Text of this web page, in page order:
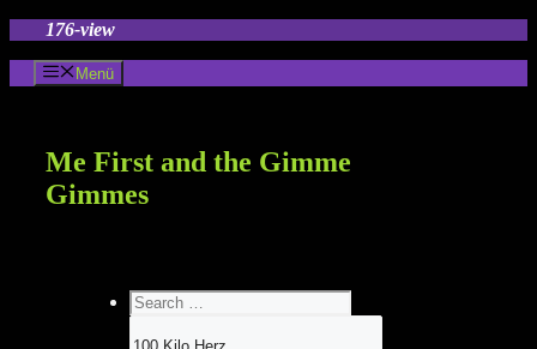
springen
176-view
Menü
Me First and the Gimme
Gimmes